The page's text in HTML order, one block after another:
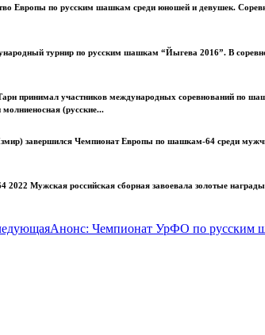
Европы по русским шашкам среди юношей и девушек.
турнир по русским шашкам “Йыгева 2016”. В
принимал участников международных соревнований по
(русские...
завершился Чемпионат Европы по шашкам-64 среди
Мужская российская сборная завоевала золотые
Анонс: Чемпионат УрФО по русским